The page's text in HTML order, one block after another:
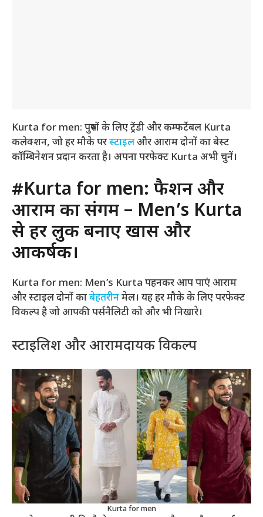
Kurta for men: पुरुषों के लिए ट्रेंडी और कम्फर्टेबल Kurta
कलेक्शन, जो हर मौके परस्टाइलऔर आराम दोनों का बेस्ट
कॉम्बिनेशन प्रदान करता है। अपना परफेक्ट Kurta अभी चुनें।
#Kurta for men: फैशन और
आराम का संगम – Men’s Kurta
से हर लुक बनाएं खास और
आकर्षक।
Kurta for men: Men’s Kurta पहनकर आप पाएं आराम
और स्टाइल दोनों काबेहतरीनमेल। यह हर मौके के लिए परफेक्ट
विकल्प है जो आपकी पर्सनैलिटी को और भी निखारे।
स्टाइलिश और आरामदायक विकल्प
Kurta for men